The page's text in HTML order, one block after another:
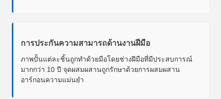
การประกันความสามารถด้านงานฝีมือ
ภาพปั้นแต่ละชิ้นถูกทําด้วยมือโดยช่างฝีมือที่มีประสบการณ์
มากกว่า 10 ปี จุดผสมผสานถูกรักษาด้วยการผสมผสาน
อาร์กอนความแม่นยํา